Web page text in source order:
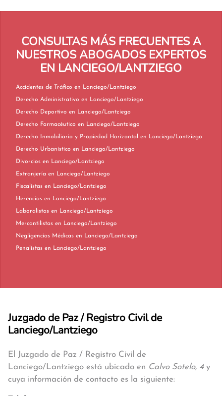
CONSULTAS MÁS FRECUENTES A
NUESTROS ABOGADOS EXPERTOS
EN LANCIEGO/LANTZIEGO
Accidentes de Tráfico en Lanciego/Lantziego
Derecho Administrativo en Lanciego/Lantziego
Derecho Deportivo en Lanciego/Lantziego
Derecho Farmacéutico en Lanciego/Lantziego
Derecho Inmobiliario y Propiedad Horizontal en Lanciego/Lantziego
Derecho Urbanístico en Lanciego/Lantziego
Divorcios en Lanciego/Lantziego
Extranjería en Lanciego/Lantziego
Fiscalistas en Lanciego/Lantziego
Herencias en Lanciego/Lantziego
Laboralistas en Lanciego/Lantziego
Mercantilistas en Lanciego/Lantziego
Negligencias Médicas en Lanciego/Lantziego
Penalistas en Lanciego/Lantziego
Juzgado de Paz / Registro Civil de
Lanciego/Lantziego
El Juzgado de Paz / Registro Civil de
Lanciego/Lantziego está ubicado en Calvo Sotelo, 4y
cuya información de contacto es la siguiente: